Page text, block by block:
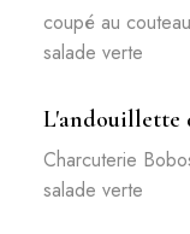
coupé au
salade verte
L'andouillette
Charcuterie
salade verte